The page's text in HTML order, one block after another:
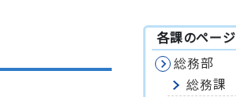
各課のページ
総務部
総務課